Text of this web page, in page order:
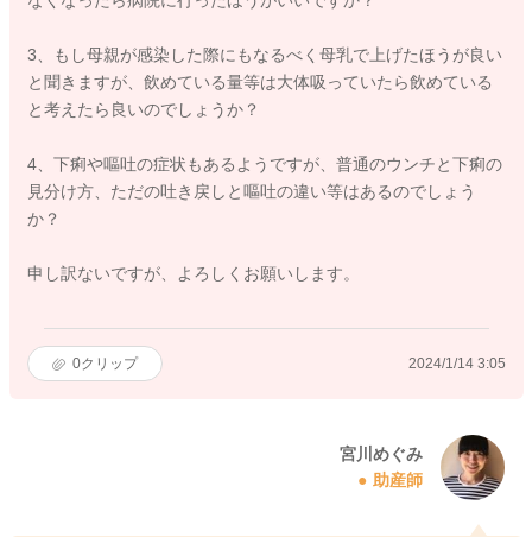
3、もし母親が感染した際にもなるべく母乳で上げたほうが良い
と聞きますが、飲めている量等は大体吸っていたら飲めている
と考えたら良いのでしょうか？
4、下痢や嘔吐の症状もあるようですが、普通のウンチと下痢の
見分け方、ただの吐き戻しと嘔吐の違い等はあるのでしょう
か？
申し訳ないですが、よろしくお願いします。
0クリップ 2024/1/14 3:05
宮川めぐみ
助産師